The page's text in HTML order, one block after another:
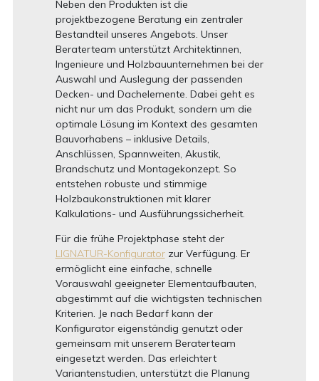
Neben den Produkten ist die
projektbezogene Beratung ein zentraler
Bestandteil unseres Angebots. Unser
Beraterteam unterstützt Architektinnen,
Ingenieure und Holzbauunternehmen bei der
Auswahl und Auslegung der passenden
Decken- und Dachelemente. Dabei geht es
nicht nur um das Produkt, sondern um die
optimale Lösung im Kontext des gesamten
Bauvorhabens – inklusive Details,
Anschlüssen, Spannweiten, Akustik,
Brandschutz und Montagekonzept. So
entstehen robuste und stimmige
Holzbaukonstruktionen mit klarer
Kalkulations- und Ausführungssicherheit.
Für die frühe Projektphase steht der
LIGNATUR-Konfiguratorzur Verfügung. Er
ermöglicht eine einfache, schnelle
Vorauswahl geeigneter Elementaufbauten,
abgestimmt auf die wichtigsten technischen
Kriterien. Je nach Bedarf kann der
Konfigurator eigenständig genutzt oder
gemeinsam mit unserem Beraterteam
eingesetzt werden. Das erleichtert
Variantenstudien, unterstützt die Planung